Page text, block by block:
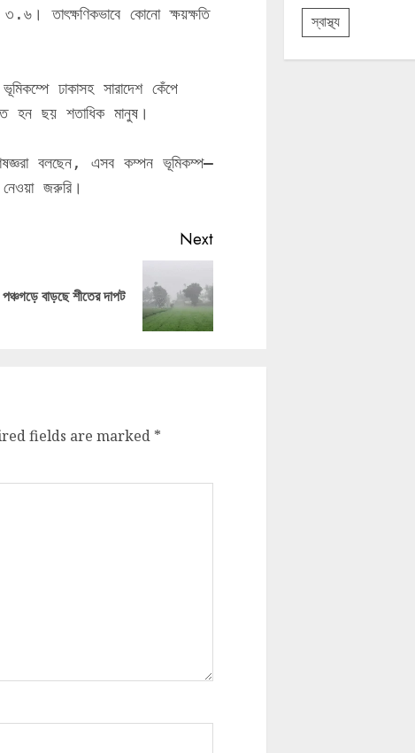
তাৎক্ষণিকভাবে কোনো ক্ষয়ক্ষতি
ঢাকাসহ সারাদেশ কেঁপে
হন ছয় শতাধিক মানুষ।
বলছেন, এসব কম্পন ভূমিকম্প–
জরুরি।
Next
পঞ্চগড়ে বাড়ছে শীতের দাপট
fields are marked *
স্বাস্থ্য